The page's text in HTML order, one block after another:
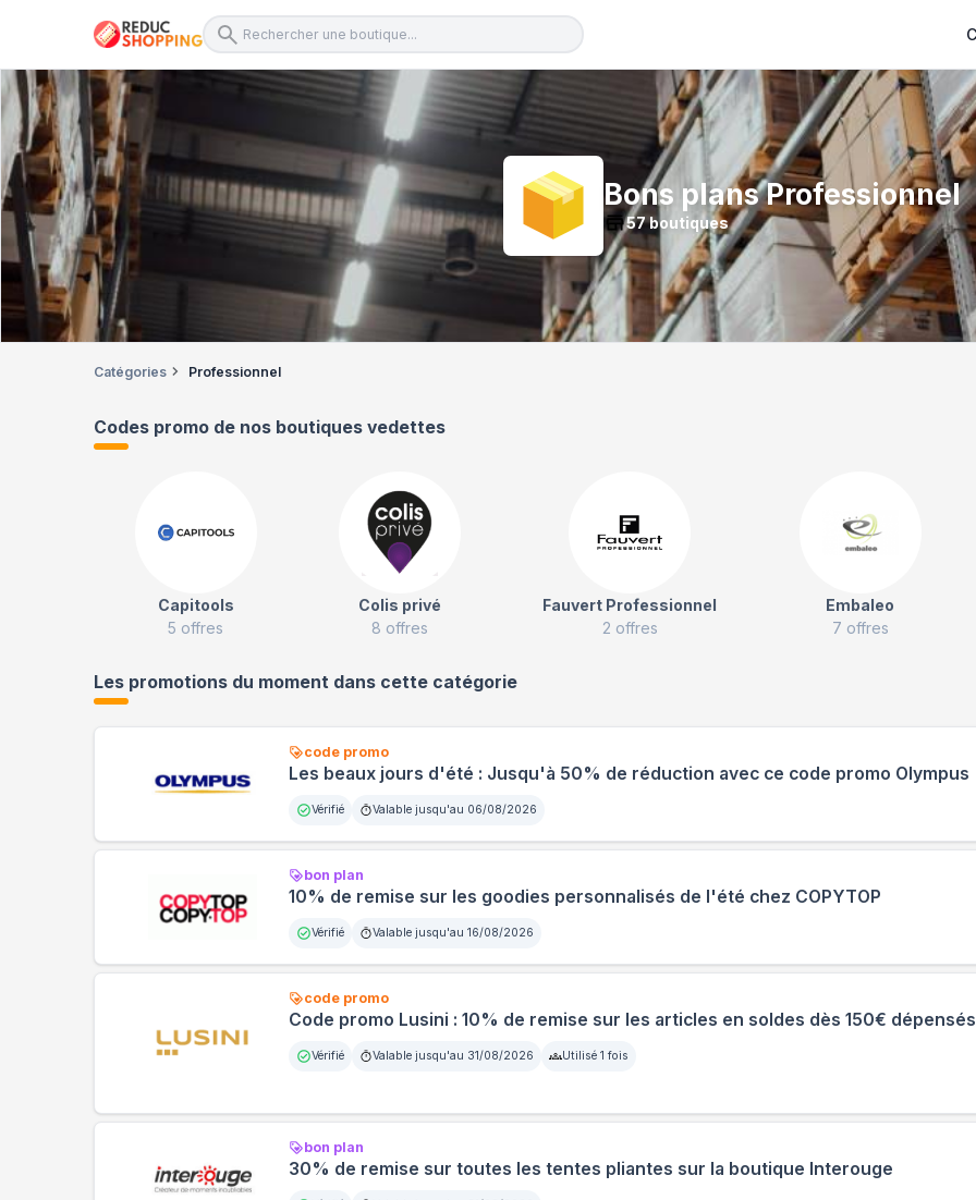
Bons plansProfessionnel
57boutiques
Catégories Professionnel
Codes promo de nos boutiques vedettes
Capitools
5 offres
Colis privé
8 offres
Fauvert Professionnel
2 offres
Embaleo
7 offres
Les promotions du moment dans cette catégorie
code promo
Les beaux jours d'été : Jusqu'à 50% de réduction avec ce code promo Olympus
Vérifié Valable jusqu'au 06/08/2026
bon plan
10% de remise sur les goodies personnalisés de l'été chez COPYTOP
Vérifié Valable jusqu'au 16/08/2026
code promo
Code promo Lusini : 10% de remise sur les articles en soldes dès 150€ dépensés
Vérifié Valable jusqu'au 31/08/2026 Utilisé 1 fois
bon plan
30% de remise sur toutes les tentes pliantes sur la boutique Interouge